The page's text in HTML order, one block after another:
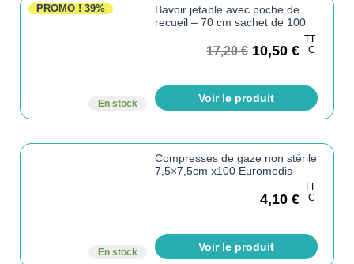
PROMO ! 39%
En stock
Bavoir jetable avec poche de
recueil – 70 cm sachet de 100
17,20€ 10,50 €
TT
C
Voir le produit
En stock
Compresses de gaze non stérile
7,5×7,5cm x100 Euromedis
4,10 €
TT
C
Voir le produit